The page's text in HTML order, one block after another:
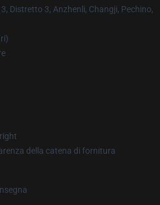
Distretto 3, Anzhenli, Changji, Pechino,
della catena di fornitura